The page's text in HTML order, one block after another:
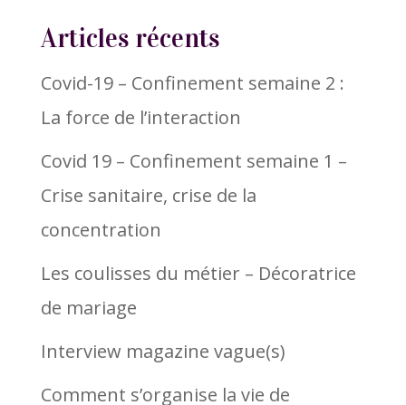
Articles récents
Covid-19 – Confinement semaine 2 :
La force de l’interaction
Covid 19 – Confinement semaine 1 –
Crise sanitaire, crise de la
concentration
Les coulisses du métier – Décoratrice
de mariage
Interview magazine vague(s)
Comment s’organise la vie de